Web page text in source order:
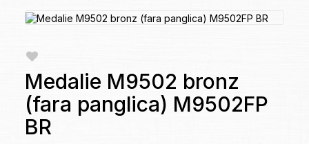
Medalie M9502 bronz
(fara panglica) M9502FP
BR